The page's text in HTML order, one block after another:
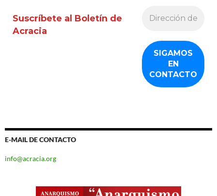
Suscríbete al Boletín de
Acracia
E-MAIL DE CONTACTO
info@acracia.org